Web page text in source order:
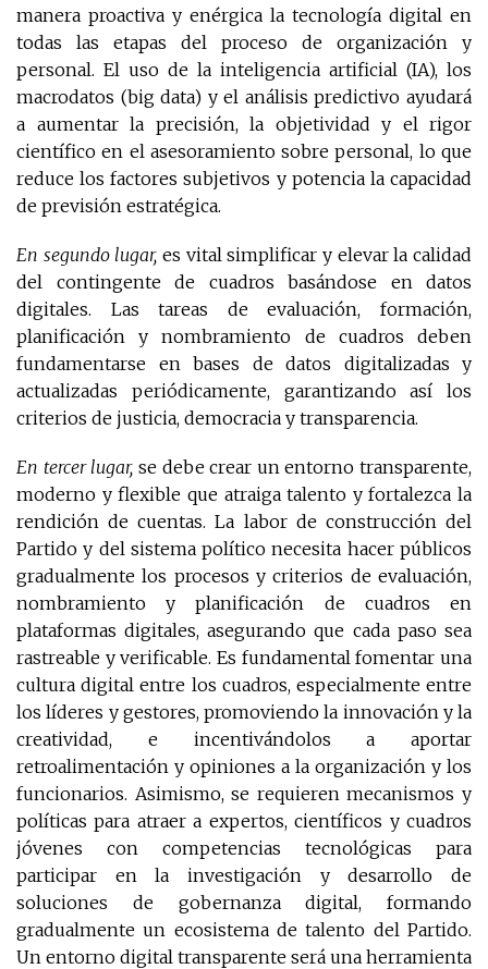
manera proactiva y enérgica la tecnología digital en
todas las etapas del proceso de organización y
personal. El uso de la inteligencia artificial (IA), los
macrodatos (big data) y el análisis predictivo ayudará
a aumentar la precisión, la objetividad y el rigor
científico en el asesoramiento sobre personal, lo que
reduce los factores subjetivos y potencia la capacidad
de previsión estratégica.
En segundo lugar, es vital simplificar y elevar la calidad
del contingente de cuadros basándose en datos
digitales. Las tareas de evaluación, formación,
planificación y nombramiento de cuadros deben
fundamentarse en bases de datos digitalizadas y
actualizadas periódicamente, garantizando así los
criterios de justicia, democracia y transparencia.
En tercer lugar, se debe crear un entorno transparente,
moderno y flexible que atraiga talento y fortalezca la
rendición de cuentas. La labor de construcción del
Partido y del sistema político necesita hacer públicos
gradualmente los procesos y criterios de evaluación,
nombramiento y planificación de cuadros en
plataformas digitales, asegurando que cada paso sea
rastreable y verificable. Es fundamental fomentar una
cultura digital entre los cuadros, especialmente entre
los líderes y gestores, promoviendo la innovación y la
creatividad, e incentivándolos a aportar
retroalimentación y opiniones a la organización y los
funcionarios. Asimismo, se requieren mecanismos y
políticas para atraer a expertos, científicos y cuadros
jóvenes con competencias tecnológicas para
participar en la investigación y desarrollo de
soluciones de gobernanza digital, formando
gradualmente un ecosistema de talento del Partido.
Un entorno digital transparente será una herramienta